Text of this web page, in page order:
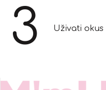
3 Uživati okus